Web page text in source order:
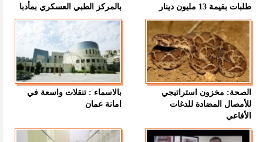
طلبات بقيمة 13 مليون دينار
بالمركز الطبي العسكري بمأدبا
الصحة: مخزون استراتيجي
للأمصال المضادة للدغات
الأفاعي
بالاسماء : تنقلات واسعة في
امانة عمان